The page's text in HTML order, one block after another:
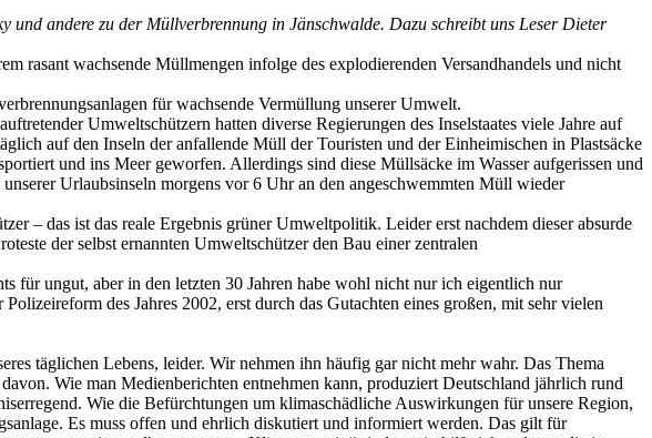
und andere zu der Müllverbrennung in Jänschwalde. Dazu schreibt uns Leser Dieter
rasant wachsende Müllmengen infolge des explodierenden Versandhandels und nicht
für wachsende Vermüllung unserer Umwelt.
Umweltschützern hatten diverse Regierungen des Inselstaates viele Jahre auf
auf den Inseln der anfallende Müll der Touristen und der Einheimischen in Plastsäcke
und ins Meer geworfen. Allerdings sind diese Müllsäcke im Wasser aufgerissen und
Urlaubsinseln morgens vor 6 Uhr an den angeschwemmten Müll wieder
– das ist das reale Ergebnis grüner Umweltpolitik. Leider erst nachdem dieser absurde
der selbst ernannten Umweltschützer den Bau einer zentralen
für ungut, aber in den letzten 30 Jahren habe wohl nicht nur ich eigentlich nur
des Jahres 2002, erst durch das Gutachten eines großen, mit sehr vielen
täglichen Lebens, leider. Wir nehmen ihn häufig gar nicht mehr wahr. Das Thema
Wie man Medienberichten entnehmen kann, produziert Deutschland jährlich rund
Wie die Befürchtungen um klimaschädliche Auswirkungen für unsere Region,
Es muss offen und ehrlich diskutiert und informiert werden. Das gilt für